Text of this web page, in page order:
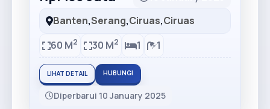
Banten,Serang,Ciruas,Ciruas
60 M2 30 M2 1 1
LIHAT DETAIL HUBUNGI
Diperbarui 10 January 2025